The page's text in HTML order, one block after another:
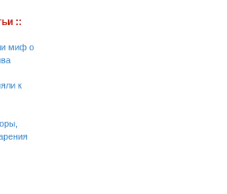
::
миф о
к